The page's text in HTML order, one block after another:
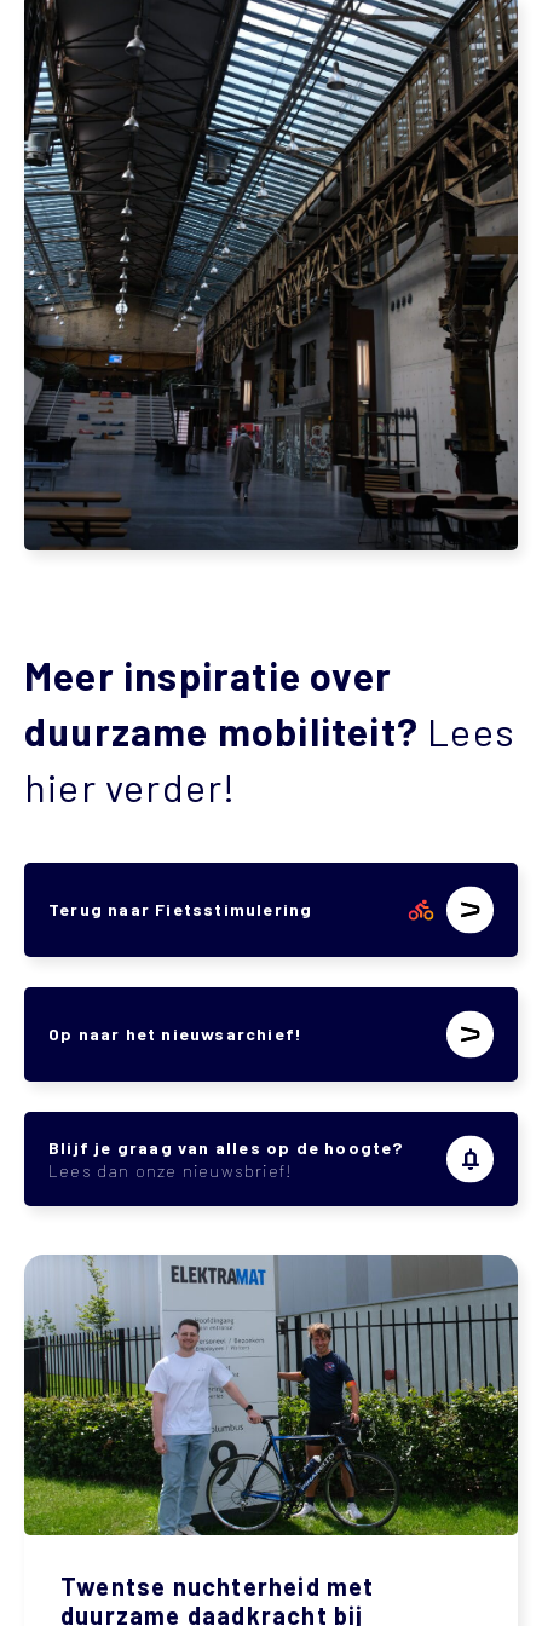
Meer inspiratie over
duurzame mobiliteit? Lees
hier verder!
Terug naar Fietsstimulering
Op naar het nieuwsarchief!
Blijf je graag van alles op de hoogte?
Lees dan onze nieuwsbrief!
Twentse nuchterheid met
duurzame daadkracht bij